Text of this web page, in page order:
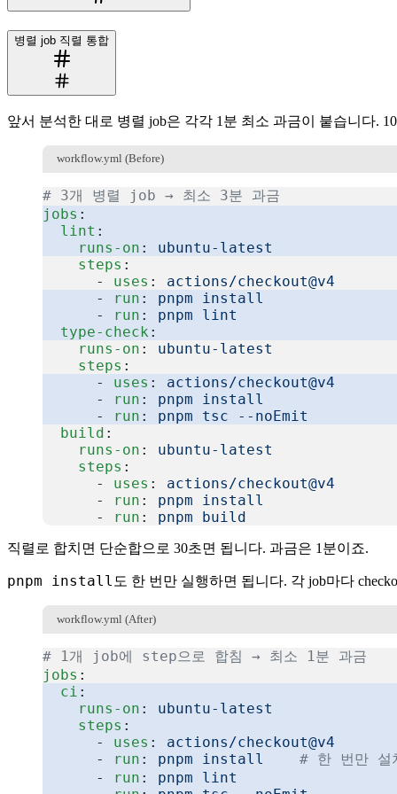
병렬 job 직렬 통합
앞서 분석한 대로 병렬 job은 각각 1분 최소 과금이 붙습니다.
workflow.yml (Before)
# 3개 병렬 job → 최소 3분 과금
jobs :
  lint
:
    runs-on
: ubuntu-latest
    steps
:
      -
uses : actions/checkout@v4
      -
run : pnpm install
      -
run : pnpm lint
  type-check
:
    runs-on
: ubuntu-latest
    steps
:
      -
uses : actions/checkout@v4
      -
run : pnpm install
      -
run : pnpm tsc --noEmit
  build
:
    runs-on
: ubuntu-latest
    steps
:
      -
uses : actions/checkout@v4
      -
run : pnpm install
      -
run : pnpm build
직렬로 합치면 단순합으로 30초면 됩니다. 과금은 1분이죠.
pnpm install 도 한 번만 실행하면 됩니다. 각 job마다
workflow.yml (After)
# 1개 job에 step으로 합침 → 최소 1분 과금
jobs :
  ci
:
    runs-on
: ubuntu-latest
    steps
:
      -
uses : actions/checkout@v4
      -
run : pnpm install
# 한 번만 설
      -
run : pnpm lint